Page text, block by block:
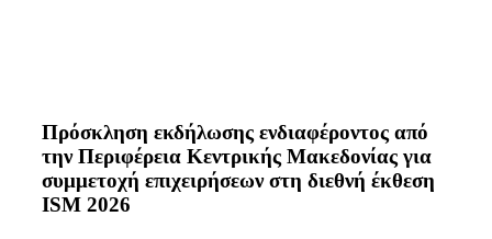
Πρόσκληση εκδήλωσης ενδιαφέροντος από
την Περιφέρεια Κεντρικής Μακεδονίας για
συμμετοχή επιχειρήσεων στη διεθνή έκθεση
ISM 2026